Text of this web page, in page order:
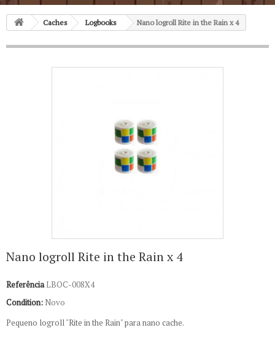
Caches Logbooks Nano logroll Rite in the Rain x 4
Nano logroll Rite in the Rain x 4
Referência LBOC-008X4
Condition: Novo
Pequeno logroll "Rite in the Rain" para nano cache.